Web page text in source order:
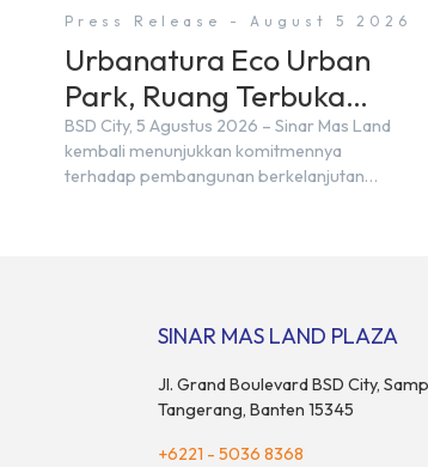
Press Release - August 5 2026
Urbanatura Eco Urban
Park, Ruang Terbuka
Hijau Baru di BSD City
BSD City, 5 Agustus 2026 – Sinar Mas Land
kembali menunjukkan komitmennya
terhadap pembangunan berkelanjutan
Green Pathway. Transformasi ini merupakan
SINAR MAS LAND PLAZA
Jl. Grand Boulevard BSD City,
Tangerang, Banten 15345
+6221 - 5036 8368